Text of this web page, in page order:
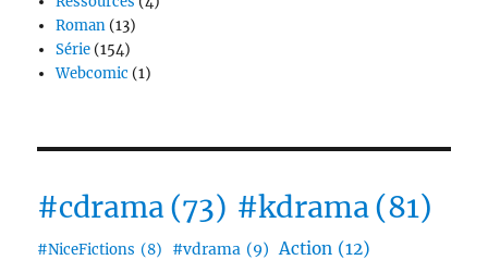
Roman(13)
Série(154)
Webcomic (1)
#cdrama (73) #kdrama(81)
#NiceFictions (8) #vdrama (9) Action (12)